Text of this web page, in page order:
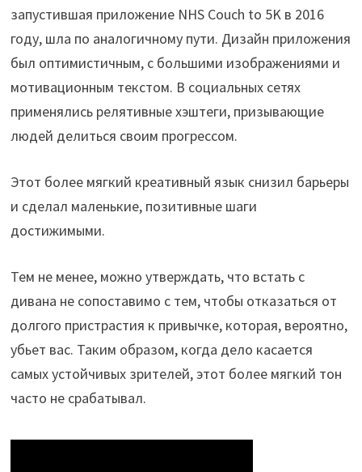
запустившая приложение NHS Couch to 5K в 2016
году, шла по аналогичному пути. Дизайн приложения
был оптимистичным, с большими изображениями и
мотивационным текстом. В социальных сетях
применялись релятивные хэштеги, призывающие
людей делиться своим прогрессом.
Этот более мягкий креативный язык снизил барьеры
и сделал маленькие, позитивные шаги
достижимыми.
Тем не менее, можно утверждать, что встать с
дивана не сопоставимо с тем, чтобы отказаться от
долгого пристрастия к привычке, которая, вероятно,
убьет вас. Таким образом, когда дело касается
самых устойчивых зрителей, этот более мягкий тон
часто не срабатывал.